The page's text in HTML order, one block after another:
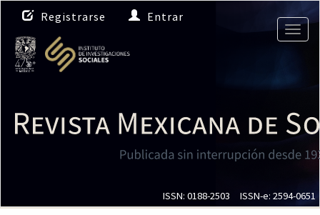
N
a
v
e
g
i
ó
Registrarse Entrar
ISSN: 0188-2503 ISSN-e: 2594-0651